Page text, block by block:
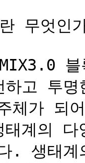
무엇인
고 투
체가 되
태계의
. 생태